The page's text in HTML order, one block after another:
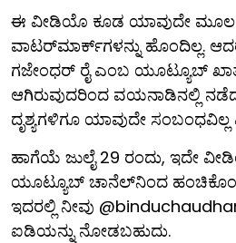
ಈ ವೀಡಿಯೊ ಕೂಡ ಯಾವುದೇ ಮೂಲ
ವಾಟರ್‌ಮಾರ್ಕ್‌ಗಳನ್ನು ಹೊಂದಿಲ್ಲ.
ಗಜೇಂಧರ್ ರೈ ಎಂಬ ಯೂಟ್ಯೂಬ್
ಆಗಿರುವುದರಿಂದ ವಯನಾಡಿನಲ್ಲಿ
ದೃಶ್ಯಗಳಿಗೂ ಯಾವುದೇ ಸಂಬಂಧವಿಲ್ಲ
ಹಾಗೆಯೆ ಜುಲೈ 29 ರಂದು, ಇದೇ
ಯೂಟ್ಯೂಬ್ ಚಾನೆಲ್‌ನಿಂದ
ಇದರಲ್ಲಿ ನೀವು
ಐಡಿಯನ್ನು ನೋಡಬಹುದು.